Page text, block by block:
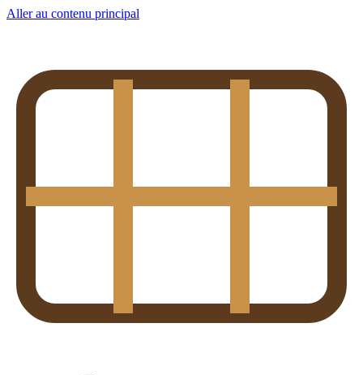
Aller au contenu principal